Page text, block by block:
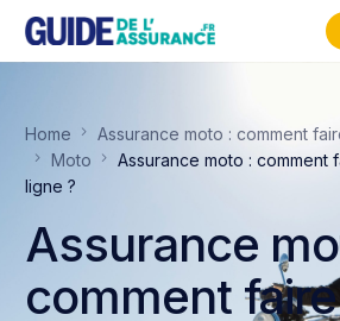
Home
Assurance moto : comment
Moto
Assurance moto : comment
ligne ?
Assurance
comment